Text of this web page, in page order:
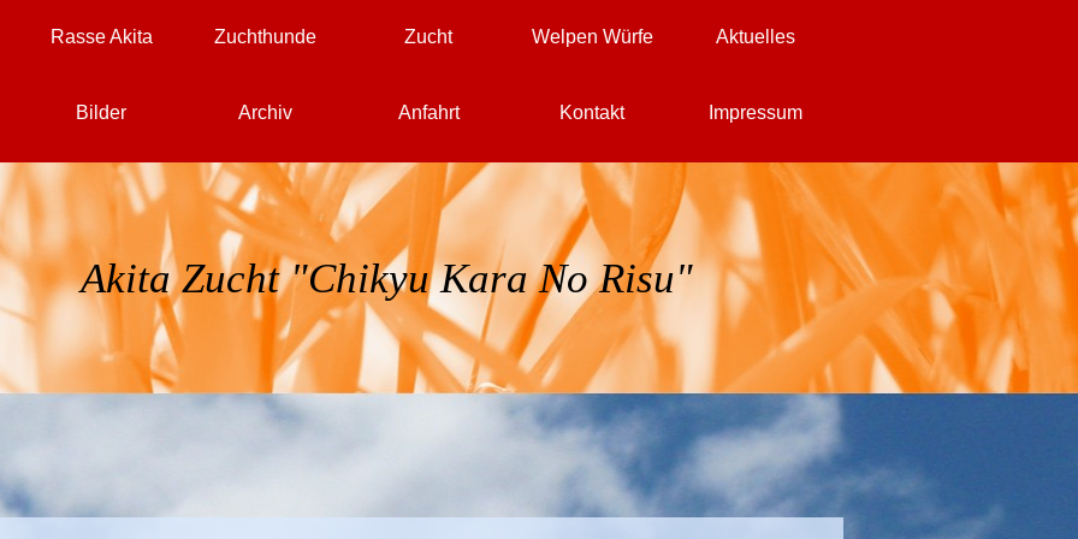
▼
Rasse Akita ▼
Zuchthunde ▼
Zucht ▼
Welpen Würfe ▼
Aktuelles
▼
Bilder ▼
Archiv ▼
Anfahrt ▼
Kontakt ▼
Impressum
Akita Zucht"Chikyu Kara No Risu"